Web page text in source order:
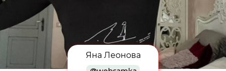
Яна Леонова